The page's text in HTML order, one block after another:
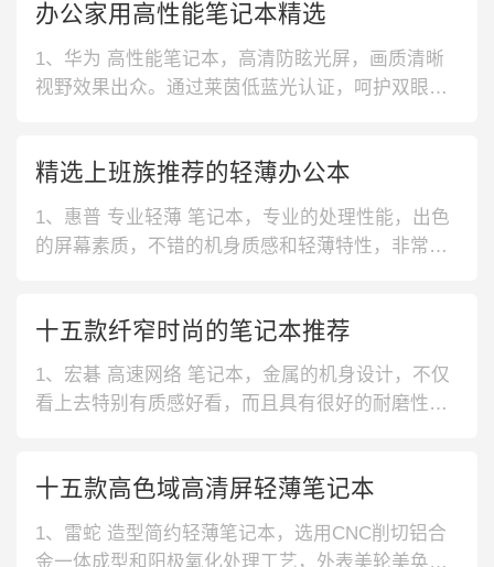
办公家用高性能笔记本精选
1、华为 高性能笔记本，高清防眩光屏，画质清晰
视野效果出众。通过莱茵低蓝光认证，呵护双眼健
固态存储，实现快速加载，大型程序也可轻松存
储。具有较好的续航能力，快速回电长效续航，提
升工作效率。3、华硕 窄边框笔记本
精选上班族推荐的轻薄办公本
1、惠普 专业轻薄 笔记本，专业的处理性能，出色
的屏幕素质，不错的机身质感和轻薄特性，非常不
高分辨率屏幕，出色的质感，轻薄便携的机身，专
业工作者的不错选择。3、戴尔 高颜值 笔记本，女
生优选的超高颜值，轻薄
十五款纤窄时尚的笔记本推荐
1、宏碁 高速网络 笔记本，金属的机身设计，不仅
看上去特别有质感好看，而且具有很好的耐磨性
处理器，释放28W强悍性能，带来顺畅的办公体
验。配合微边框大屏幕，可视范围大，数据更清
晰。3、华硕 学生长续航笔记
十五款高色域高清屏轻薄笔记本
1、雷蛇 造型简约轻薄笔记本，选用CNC削切铝合
金一体成型和阳极氧化处理工艺，外表美轮美奂。